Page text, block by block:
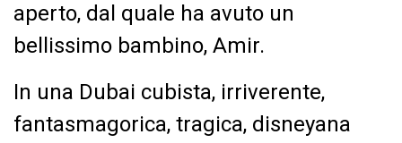
aperto, dal quale ha avuto un
bellissimo bambino, Amir.
In una Dubai cubista, irriverente,
fantasmagorica, tragica, disneyana